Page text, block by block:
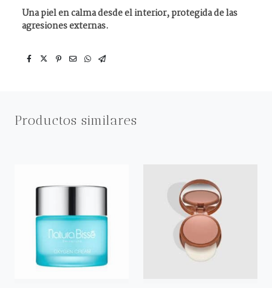
Una piel en calma desde el interior, protegida de las
agresiones externas.
Productos similares